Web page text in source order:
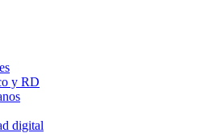
y RD
digital